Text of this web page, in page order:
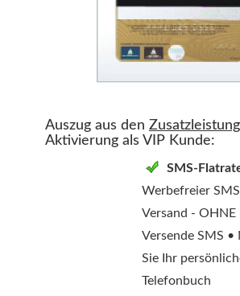
Auszug aus den
Aktivierung als VIP Kunde:
SMS-
Werbefreier
Versand - OHNE
Versende SMS •
Sie Ihr
Telefonbuch